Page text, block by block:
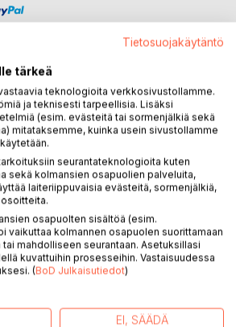
on syntynyt 1600-luvulla, jolloin
kenttä oli hajallaan, kirkko liikkui
roomalaiskatolisuuden välillä ja uusia
John Owen, John Cotton ja John
millainen olisi todellinen kirkko.
kirkosta kauniisti
pohjautuen. Runokirja Jumalan
Tietosuojakäytäntö
tärkeä
teknologioita verkkosivustollamme.
ja teknisesti tarpeellisia. Lisäksi
(esim. evästeitä tai sormenjälkiä sekä
mitataksemme, kuinka usein sivustollamme
seurantateknologioita kuten
sekä kolmansien osapuolien palveluita,
laiteriippuvaisia evästeitä, sormenjälkiä,
osapuolten sisältöä (esim.
vaikuttaa kolmannen osapuolen suorittamaan
mahdolliseen seurantaan. Asetuksillasi
kuvattuihin prosesseihin. Vastaisuudessa
(BoD Julkaisutiedot)
EI, SÄÄDÄ